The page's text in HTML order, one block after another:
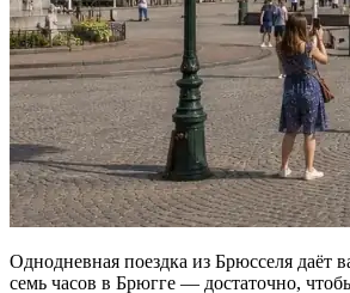
Однодневная поездка из Брюсселя даёт
семь часов в Брюгге — достаточно,